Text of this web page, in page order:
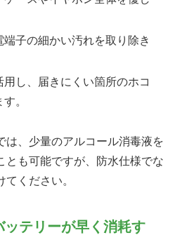
子の細かい汚れを取り除き
し、届きにくい箇所のホコ
。
は、少量のアルコール消毒液を
とも可能ですが、防水仕様でな
ください。
ッテリーが早く消耗す